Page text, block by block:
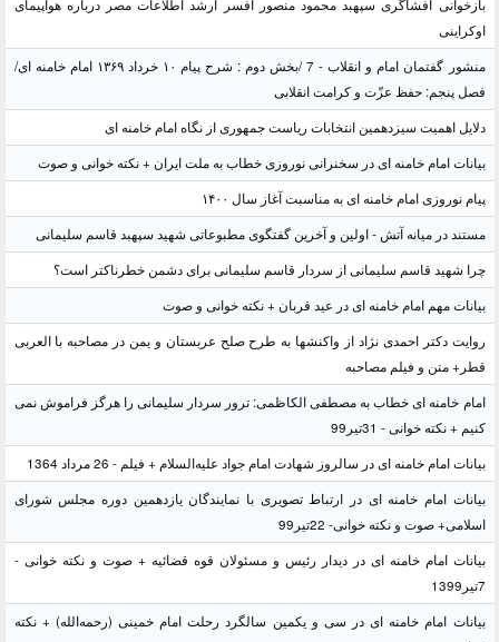
بازخوانی افشاگری سپهبد محمود منصور افسر ارشد اطلاعات مصر درباره هواپیمای
اوکراینی
منشور گفتمان امام و انقلاب - 7 /بخش دوم : شرح پیام ۱۰ خرداد ۱۳۶۹ امام خامنه ای/
فصل پنجم: حفظ عزّت و کرامت انقلابی
دلایل اهمیت سیزدهمین انتخابات ریاست جمهوری از نگاه امام خامنه ای
بیانات امام خامنه ای در سخنرانی نوروزی خطاب به ملت ایران + نکته خوانی و صوت
پیام نوروزی امام خامنه ای به مناسبت آغاز سال ۱۴۰۰
مستند در میانه آتش - اولین و آخرین گفتگوی مطبوعاتی شهید سپهبد قاسم سلیمانی
چرا شهید قاسم سلیمانی از سردار قاسم سلیمانی برای دشمن خطرناکتر است؟
بیانات مهم امام خامنه ای در عید قربان + نکته خوانی و صوت
روایت دکتر احمدی نژاد از واکنشها به طرح صلح عربستان و یمن در مصاحبه با العربی
قطر+ متن و فیلم مصاحبه
امام خامنه ای خطاب به مصطفی الکاظمی: ترور سردار سلیمانی را هرگز فراموش نمی
کنیم + نکته خوانی - 31تیر99
بیانات امام خامنه ای در سالروز شهادت امام جواد علیه‌السلام + فیلم - 26 مرداد 1364
بیانات امام خامنه ای در ارتباط تصویری با نمایندگان یازدهمین دوره مجلس شورای
اسلامی+ صوت و نکته خوانی- 22تیر99
بیانات امام خامنه ای در دیدار رئیس و مسئولان قوه قضائیه + صوت و نکته خوانی -
7تیر1399
بیانات امام خامنه ای در سی و یکمین سالگرد رحلت امام خمینی (رحمه‌الله) + نکته